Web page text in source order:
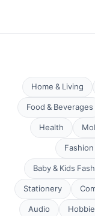
Home & Living
Food & Beverages
Health
Baby & Kids
Stationery
Audio